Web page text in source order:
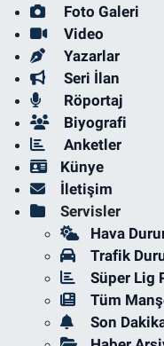
Foto Galeri
Video
Yazarlar
Seri İlan
Röportaj
Biyografi
Anketler
Künye
İletişim
Servisler
Hava
Trafik
Süper Lig
Tüm
Son